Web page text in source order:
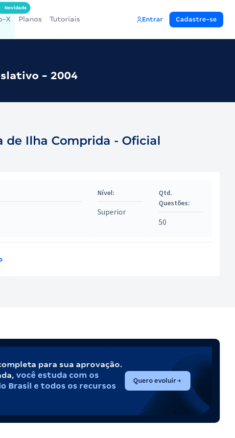
X
Novidade
Planos Tutoriais Entrar Cadastre-se
- 2004
de Ilha Comprida - Oficial
Nível:
Superior
Qtd.
Questões:
50
para sua aprovação.
você estuda com os
Brasil e todos os recursos
Quero evoluir(abre em nova aba)